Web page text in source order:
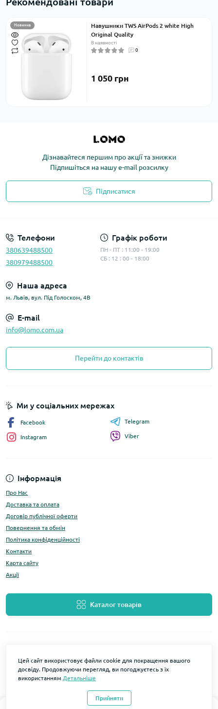
0
Новинка
Навушники TWS AirPods 2 white High
Original Quality
В наявності
0
1 050 грн
Дізнавайтеся першим про акції та знижки
Підпишіться на нашу e-mail розсилку
Підписатися
Телефони
380639488500
380979488500
Графік роботи
ПН - ПТ : 11:00 - 19:00
СБ : 12 : 00 - 18:00
Наша адреса
м. Львів, вул. Під Голоском, 4В
E-mail
info@lomo.com.ua
Перейти до контактів
Інформація
Про Нас
Доставка та оплата
Договір публічної оферти
Повернення та обмін
Політика конфіденційності
Контакти
Карта сайту
Акції
Каталог товарів
Ми у соціальних мережах
Facebook
Instagram
Telegram
Viber
Розробка та підтримкаLOMO Мобільні аксесуари © 2026
Цей сайт використовує файли cookie для покращення вашого
досвіду. Продовжуючи перегляд, ви погоджуєтесь з їх
використанням Детальніше
Прийняти